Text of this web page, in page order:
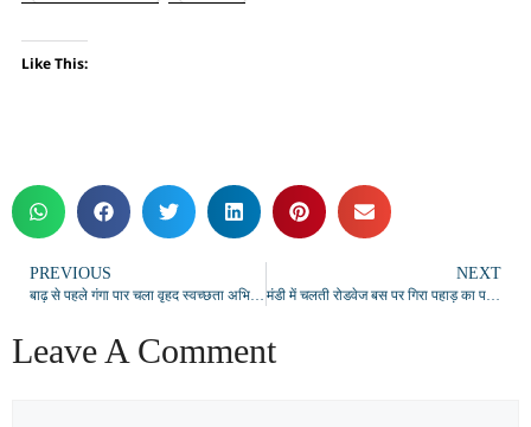
Like This:
PREVIOUS
बाढ़ से पहले गंगा पार चला वृहद स्वच्छता अभियान, एक टन कचरा हटाया
NEXT
मंडी में चलती रोडवेज बस पर गिरा पहाड़ का पत्थर, यात्री घायल
Leave A Comment